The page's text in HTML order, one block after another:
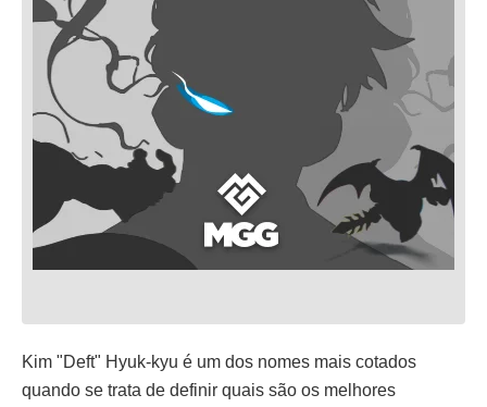
Kim "Deft" Hyuk-kyu é um dos nomes mais cotados
quando se trata de definir quais são os melhores